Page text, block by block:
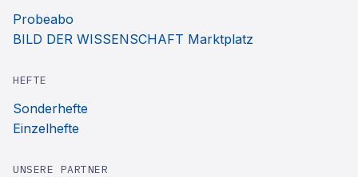
Probeabo
BILD DER WISSENSCHAFT Marktplatz
HEFTE
Sonderhefte
Einzelhefte
UNSERE PARTNER